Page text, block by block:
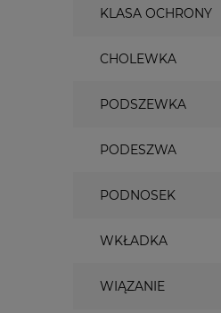
KLASA OCHRONY
CHOLEWKA
PODSZEWKA
PODESZWA
PODNOSEK
WKŁADKA
WIĄZANIE